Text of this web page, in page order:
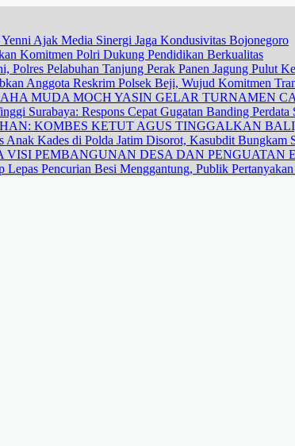
Ajak Media Sinergi Jaga Kondusivitas Bojonegoro
Komitmen Polri Dukung Pendidikan Berkualitas
Polres Pelabuhan Tanjung Perak Panen Jagung Pulut
Anggota Reskrim Polsek Beji, Wujud Komitmen
MUDA MOCH YASIN GELAR TURNAMEN
Surabaya: Respons Cepat Gugatan Banding
KOMBES KETUT AGUS TINGGALKAN
Anak Kades di Polda Jatim Disorot, Kasubdit
VISI PEMBANGUNAN DESA DAN
Lepas Pencurian Besi Menggantung, Publik